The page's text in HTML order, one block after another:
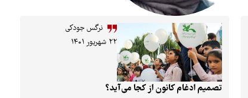
نرگس جودکی
۲۲ شهریور ۱۴۰۱
تصمیم ادغام کانون از کجا می‌آید؟